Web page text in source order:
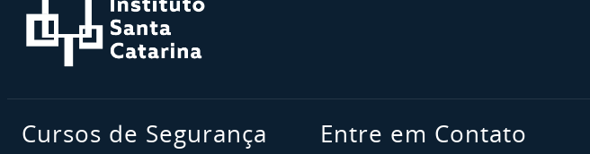
Cursos de Segurança Entre em Contato